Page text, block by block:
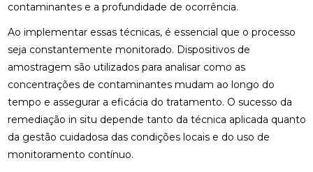
contaminantes e a profundidade de ocorrência.
Ao implementar essas técnicas, é essencial que o processo
seja constantemente monitorado. Dispositivos de
amostragem são utilizados para analisar como as
concentrações de contaminantes mudam ao longo do
tempo e assegurar a eficácia do tratamento. O sucesso da
remediação in situ depende tanto da técnica aplicada quanto
da gestão cuidadosa das condições locais e do uso de
monitoramento contínuo.